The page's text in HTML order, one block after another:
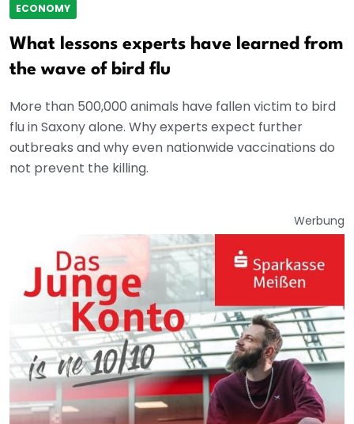
ECONOMY
What lessons experts have learned from
the wave of bird flu
More than 500,000 animals have fallen victim to bird
flu in Saxony alone. Why experts expect further
outbreaks and why even nationwide vaccinations do
not prevent the killing.
Werbung